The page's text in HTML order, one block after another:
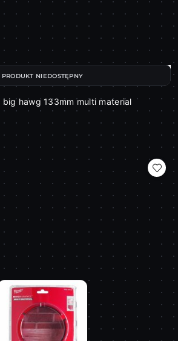
hawg 133mm multi material
PRODUKT NIEDOSTĘPNY